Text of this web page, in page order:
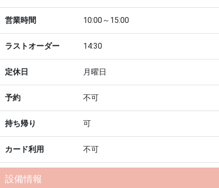
営業時間 10:00～15:00
ラストオーダー 14:30
定休日 月曜日
予約 不可
持ち帰り 可
カード利用 不可
設備情報